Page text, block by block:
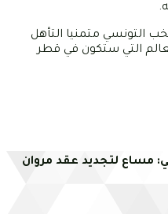
التونسي متمنيا التأهل
التي ستكون في قطر
مساع لتجديد عقد مروان